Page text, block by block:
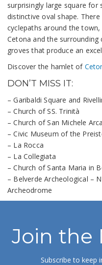
surprisingly large square
distinctive oval shape.
cyclepaths around the
Cetona and the surrounding
groves that produce an
Discover the hamlet of
DON’T MISS IT:
– Garibaldi Square and
– Church of SS. Trinità
– Church of San Michele
– Civic Museum of the
– La Rocca
– La Collegiata
– Church of Santa Maria in
– Belverde Archeological –
Archeodrome
Join the
Subscribe to keep